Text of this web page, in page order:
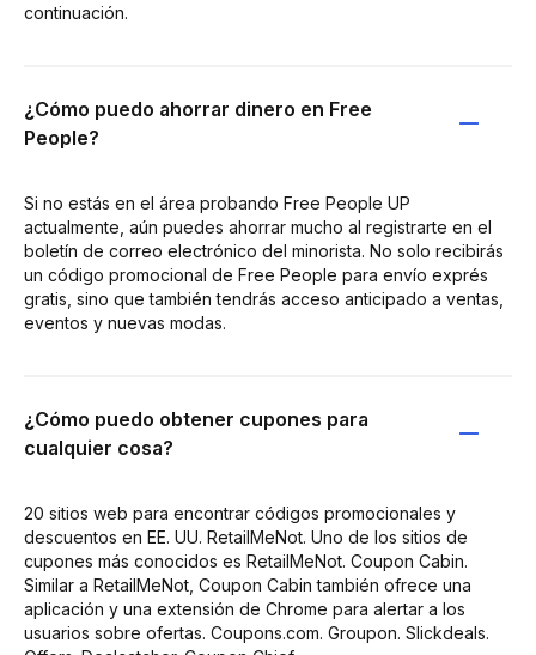
continuación.
¿Cómo puedo ahorrar dinero en Free
People?
Si no estás en el área probando Free People UP
actualmente, aún puedes ahorrar mucho al registrarte en el
boletín de correo electrónico del minorista. No solo recibirás
un código promocional de Free People para envío exprés
gratis, sino que también tendrás acceso anticipado a ventas,
eventos y nuevas modas.
¿Cómo puedo obtener cupones para
cualquier cosa?
20 sitios web para encontrar códigos promocionales y
descuentos en EE. UU. RetailMeNot. Uno de los sitios de
cupones más conocidos es RetailMeNot. Coupon Cabin.
Similar a RetailMeNot, Coupon Cabin también ofrece una
aplicación y una extensión de Chrome para alertar a los
usuarios sobre ofertas. Coupons.com. Groupon. Slickdeals.